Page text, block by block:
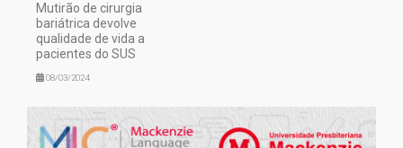
Mutirão de cirurgia
bariátrica devolve
qualidade de vida a
pacientes do SUS
08/03/2024